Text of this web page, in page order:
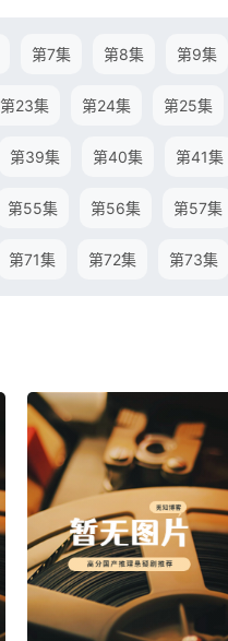
第7集 第8集 第9集
第23集 第24集 第25集
第39集 第40集 第41集
第55集 第56集 第57集
第71集 第72集 第73集